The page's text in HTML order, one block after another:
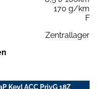
170 g/km
F
Zentrallager
Keyl ACC PrivG 18Z